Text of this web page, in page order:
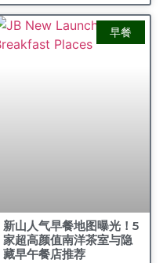
早餐
新山人气早餐地图曝光！5
家超高颜值南洋茶室与隐
藏早午餐店推荐